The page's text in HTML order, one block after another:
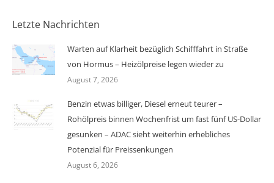
Letzte Nachrichten
Warten auf Klarheit bezüglich Schifffahrt in Straße
von Hormus – Heizölpreise legen wieder zu
August 7, 2026
Benzin etwas billiger, Diesel erneut teurer –
Rohölpreis binnen Wochenfrist um fast fünf US-Dollar
gesunken – ADAC sieht weiterhin erhebliches
Potenzial für Preissenkungen
August 6, 2026